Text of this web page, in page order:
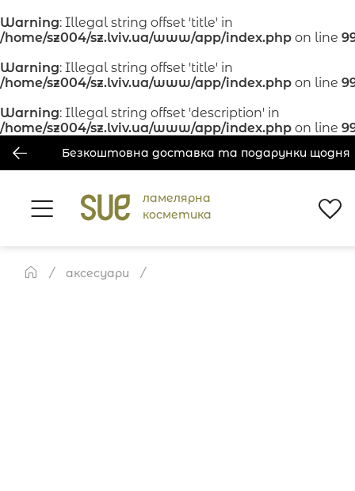
Warning: Illegal string offset 'title' in
/home/sz004/sz.lviv.ua/www/app/index.php on line
Warning: Illegal string offset 'title' in
/home/sz004/sz.lviv.ua/www/app/index.php on line
Warning: Illegal string offset 'description' in
/home/sz004/sz.lviv.ua/www/app/index.php on line
Безкоштовна доставка та подарунки щодня
ламелярна
косметика
аксесуари